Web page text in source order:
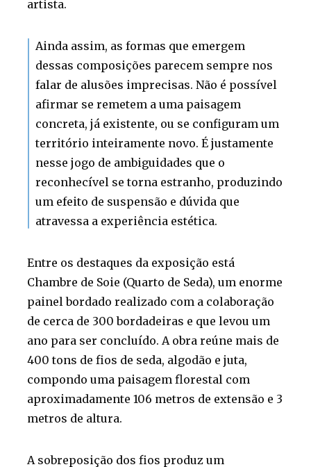
artista.
Ainda assim, as formas que emergem
dessas composições parecem sempre nos
falar de alusões imprecisas. Não é possível
afirmar se remetem a uma paisagem
concreta, já existente, ou se configuram um
território inteiramente novo. É justamente
nesse jogo de ambiguidades que o
reconhecível se torna estranho, produzindo
um efeito de suspensão e dúvida que
atravessa a experiência estética.
Entre os destaques da exposição está
Chambre de Soie (Quarto de Seda), um enorme
painel bordado realizado com a colaboração
de cerca de 300 bordadeiras e que levou um
ano para ser concluído. A obra reúne mais de
400 tons de fios de seda, algodão e juta,
compondo uma paisagem florestal com
aproximadamente 106 metros de extensão e 3
metros de altura.
A sobreposição dos fios produz um